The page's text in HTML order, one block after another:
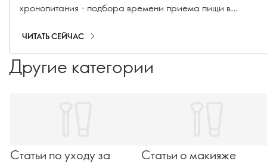
хронопитания - подбора времени приема пищи в
Изабеллой Ли, доктором философии.
ЧИТАТЬ СЕЙЧАС
Другие категории
Статьи по уходу за
Статьи о макияже